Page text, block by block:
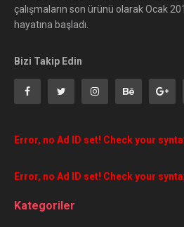
çalışmaların son ürünü olarak Ocak
hayatına başladı.
Bizi Takip Edin
Error, no Ad ID set! Check your
Error, no Ad ID set! Check your
Kategoriler